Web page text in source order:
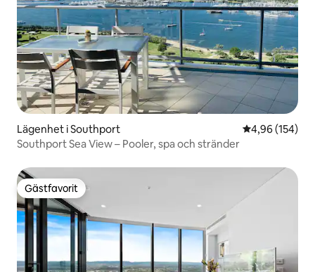
Lägenhet i Southport 4,96 av 5 i
4,96 (154)
Southport Sea View – Pooler, spa och stränder
Gästfavorit
Gästfavorit